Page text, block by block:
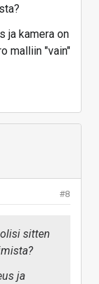
ja kamera on
malliin "vain"
#8
sitten
ja